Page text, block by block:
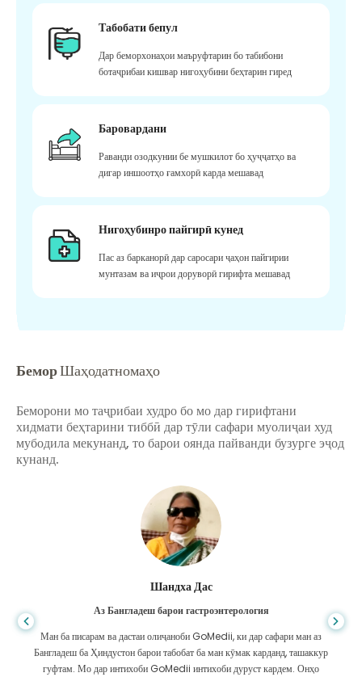
Табобати бепул
Дар беморхонаҳои маъруфтарин бо табибони
ботаҷрибаи кишвар нигоҳубини беҳтарин гиред
Баровардани
Раванди озодкунии бе мушкилот бо ҳуҷҷатҳо ва
дигар иншоотҳо ғамхорӣ карда мешавад
Нигоҳубинро пайгирӣ кунед
Пас аз барканорӣ дар саросари ҷаҳон пайгирии
мунтазам ва иҷрои доруворӣ гирифта мешавад
БеморШаҳодатномаҳо
Беморони мо таҷрибаи худро бо мо дар гирифтани
хидмати беҳтарини тиббӣ дар тӯли сафари муолиҷаи худ
мубодила мекунанд, то барои оянда пайванди бузурге эҷод
кунанд.
Шандха Дас
Аз Бангладеш барои гастроэнтерология
Ман ба писарам ва дастаи олиҷаноби GoMedii, ки дар сафари ман аз
Бангладеш ба Ҳиндустон барои табобат ба ман кӯмак карданд, ташаккур
гуфтам. Мо дар интихоби GoMedii интихоби дуруст кардем. Онҳо